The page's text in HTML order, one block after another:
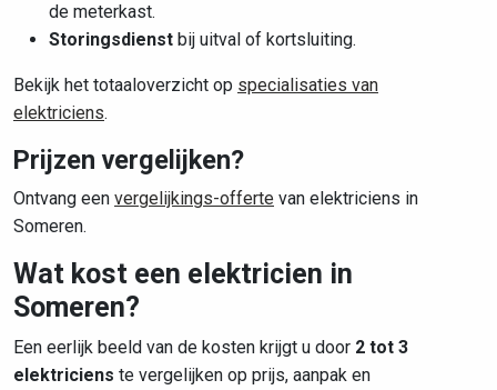
de meterkast.
Storingsdienst bij uitval of kortsluiting.
Bekijk het totaaloverzicht op specialisaties van
elektriciens.
Prijzen vergelijken?
Ontvang een vergelijkings-offerte van elektriciens in
Someren.
Wat kost een elektricien in
Someren?
Een eerlijk beeld van de kosten krijgt u door 2 tot 3
elektriciens te vergelijken op prijs, aanpak en